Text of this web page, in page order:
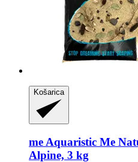
Košarica
me Aquaristic Me
Alpine, 3 kg